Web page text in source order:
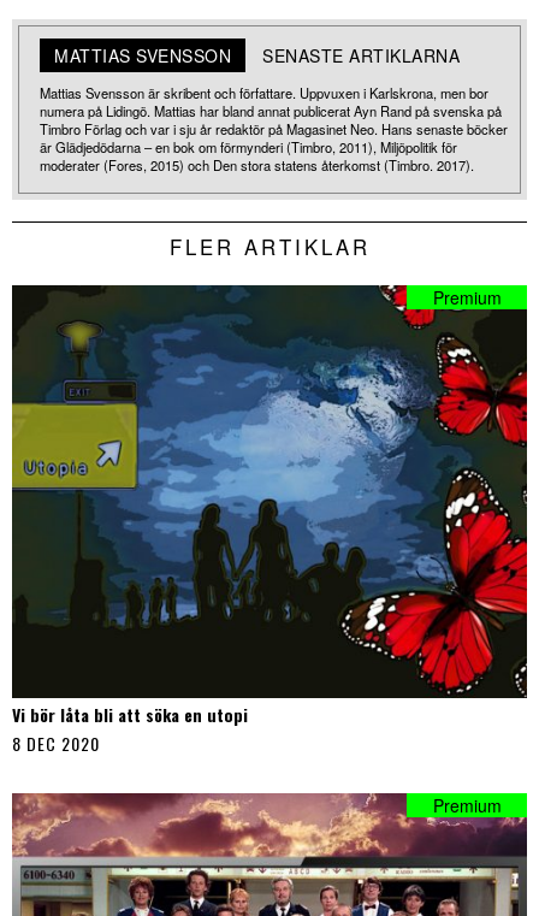
MATTIAS SVENSSON SENASTE ARTIKLARNA
Mattias Svensson är skribent och författare. Uppvuxen i Karlskrona, men bor
numera på Lidingö. Mattias har bland annat publicerat Ayn Rand på svenska på
Timbro Förlag och var i sju år redaktör på Magasinet Neo. Hans senaste böcker
är Glädjedödarna – en bok om förmynderi (Timbro, 2011), Miljöpolitik för
moderater (Fores, 2015) och Den stora statens återkomst (Timbro. 2017).
FLER ARTIKLAR
Vi bör låta bli att söka en utopi
8 DEC 2020